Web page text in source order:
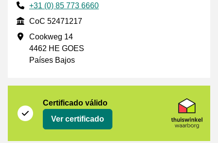
Phone number
+31 (0) 85 773 6660
CoC
CoC 52471217
Dirección de la empresa
Cookweg 14
4462 HE GOES
Países Bajos
Certificado válido
Ver certificado